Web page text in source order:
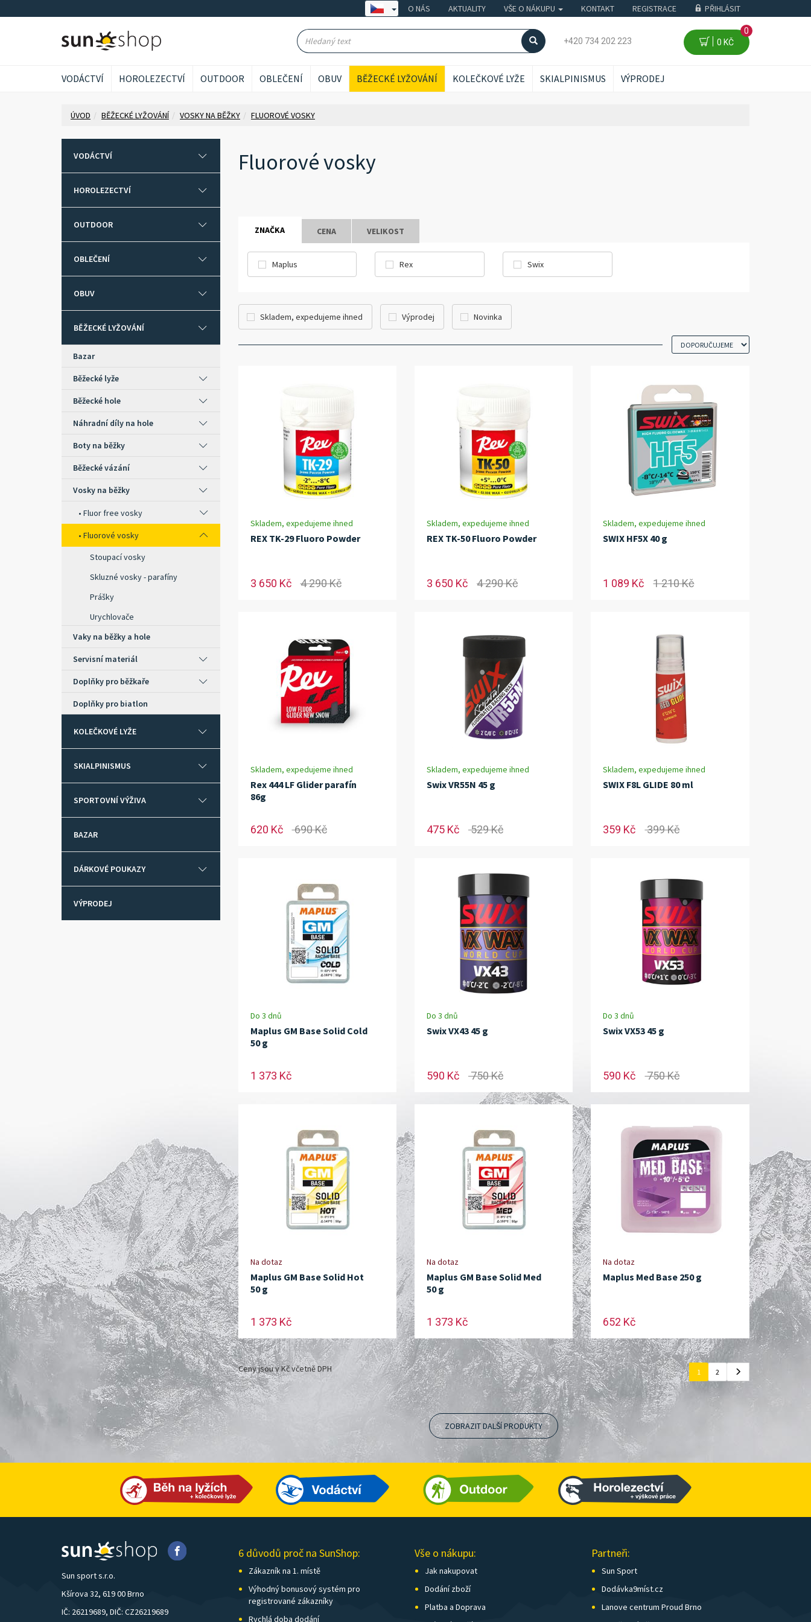
O NÁS AKTUALITY VŠE O NÁKUPU KONTAKT REGISTRACE PŘIHLÁSIT
+420 734 202 223 0 KČ
0
VODÁCTVÍ HOROLEZECTVÍ OUTDOOR OBLEČENÍ OBUV BĚŽECKÉ LYŽOVÁNÍ KOLEČKOVÉ LYŽE SKIALPINISMUS VÝPRODEJ
ÚVOD BĚŽECKÉ LYŽOVÁNÍ VOSKY NA BĚŽKY FLUOROVÉ VOSKY
VODÁCTVÍ
HOROLEZECTVÍ
OUTDOOR
OBLEČENÍ
OBUV
BĚŽECKÉ LYŽOVÁNÍ
Bazar
Běžecké lyže
Běžecké hole
Náhradní díly na hole
Boty na běžky
Běžecké vázání
Vosky na běžky
Fluor free vosky
Fluorové vosky
Stoupací vosky
Skluzné vosky - parafíny
Prášky
Urychlovače
Vaky na běžky a hole
Servisní materiál
Doplňky pro běžkaře
Doplňky pro biatlon
KOLEČKOVÉ LYŽE
SKIALPINISMUS
SPORTOVNÍ VÝŽIVA
BAZAR
DÁRKOVÉ POUKAZY
VÝPRODEJ
Fluorové vosky
ZNAČKA CENA VELIKOST
Maplus Rex Swix
Skladem, expedujeme ihned Výprodej Novinka
Skladem, expedujeme ihned
REX TK-29 Fluoro Powder
3 650 Kč 4 290 Kč
Skladem, expedujeme ihned
REX TK-50 Fluoro Powder
3 650 Kč 4 290 Kč
Skladem, expedujeme ihned
SWIX HF5X 40 g
1 089 Kč 1 210 Kč
Skladem, expedujeme ihned
Rex 444 LF Glider parafín
86g
620 Kč 690 Kč
Skladem, expedujeme ihned
Swix VR55N 45 g
475 Kč 529 Kč
Skladem, expedujeme ihned
SWIX F8L GLIDE 80 ml
359 Kč 399 Kč
Do 3 dnů
Maplus GM Base Solid Cold
50 g
1 373 Kč
Do 3 dnů
Swix VX43 45 g
590 Kč 750 Kč
Do 3 dnů
Swix VX53 45 g
590 Kč 750 Kč
Na dotaz
Maplus GM Base Solid Hot
50 g
1 373 Kč
Na dotaz
Maplus GM Base Solid Med
50 g
1 373 Kč
Na dotaz
Maplus Med Base 250 g
652 Kč
Ceny jsou v Kč včetně DPH 1 2
ZOBRAZIT DALŠÍ PRODUKTY
Sun sport s.r.o.
Kšírova 32, 619 00 Brno
IČ: 26219689, DIČ: CZ26219689
6 důvodů proč na SunShop:
Zákazník na 1. místě
Výhodný bonusový systém pro
registrované zákazníky
Rychlá doba dodání
Vše o nákupu:
Jak nakupovat
Dodání zboží
Platba a Doprava
Partneři:
Sun Sport
Dodávka9míst.cz
Lanove centrum Proud Brno